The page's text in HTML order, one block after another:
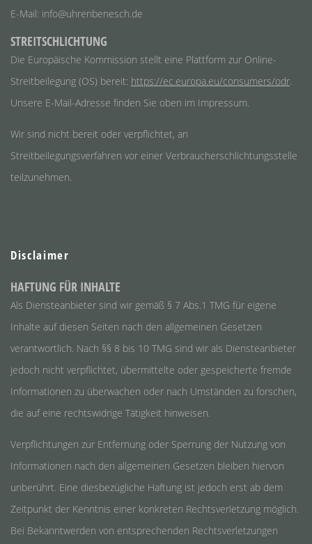
E-Mail: info@uhrenbenesch.de
STREITSCHLICHTUNG
Die Europäische Kommission stellt eine Plattform zur Online-
Streitbeilegung (OS) bereit: https://ec.europa.eu/consumers/odr.
Unsere E-Mail-Adresse finden Sie oben im Impressum.
Wir sind nicht bereit oder verpflichtet, an
Streitbeilegungsverfahren vor einer Verbraucherschlichtungsstelle
teilzunehmen.
Disclaimer
HAFTUNG FÜR INHALTE
Als Diensteanbieter sind wir gemäß § 7 Abs.1 TMG für eigene
Inhalte auf diesen Seiten nach den allgemeinen Gesetzen
verantwortlich. Nach §§ 8 bis 10 TMG sind wir als Diensteanbieter
jedoch nicht verpflichtet, übermittelte oder gespeicherte fremde
Informationen zu überwachen oder nach Umständen zu forschen,
die auf eine rechtswidrige Tätigkeit hinweisen.
Verpflichtungen zur Entfernung oder Sperrung der Nutzung von
Informationen nach den allgemeinen Gesetzen bleiben hiervon
unberührt. Eine diesbezügliche Haftung ist jedoch erst ab dem
Zeitpunkt der Kenntnis einer konkreten Rechtsverletzung möglich.
Bei Bekanntwerden von entsprechenden Rechtsverletzungen